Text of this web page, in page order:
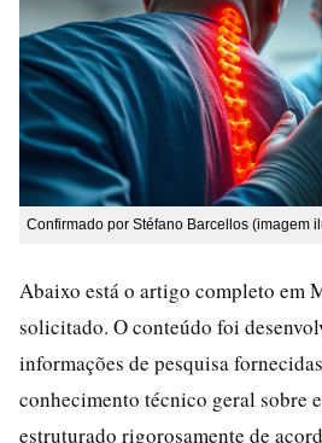
Confirmado por Stéfano Barcellos (imagem
Abaixo está o artigo completo em
solicitado. O conteúdo foi
informações de pesquisa
conhecimento técnico geral sobre
estruturado rigorosamente de